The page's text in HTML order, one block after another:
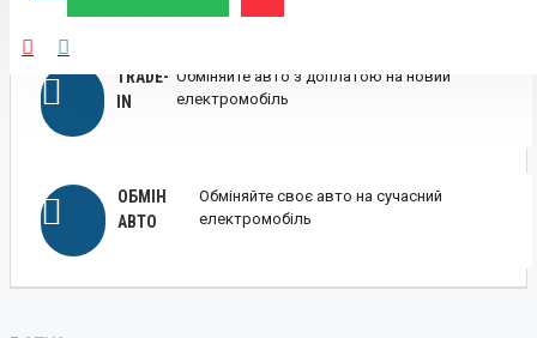
TRADE-
IN
Обміняйте авто з доплатою на новий
електромобіль
ОБМІН
АВТО
Обміняйте своє авто на сучасний
електромобіль